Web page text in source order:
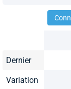
Dernier
Variation